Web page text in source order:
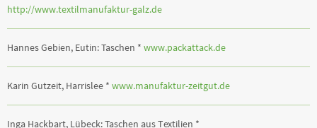
http://www.textilmanufaktur-galz.de
Hannes Gebien, Eutin: Taschen * www.packattack.de
Karin Gutzeit, Harrislee * www.manufaktur-zeitgut.de
Inga Hackbart, Lübeck: Taschen aus Textilien *